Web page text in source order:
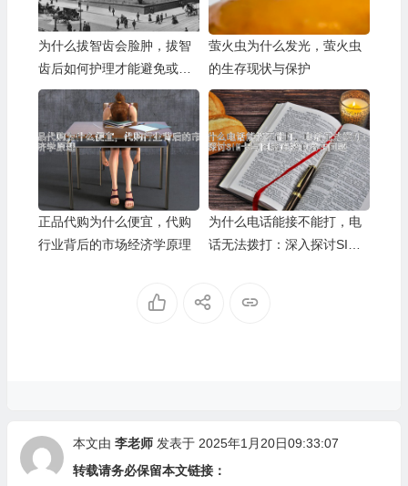
为什么拔智齿会脸肿，拔智
齿后如何护理才能避免或减
轻并发症？
萤火虫为什么发光，萤火虫
的生存现状与保护
正品代购为什么便宜，代购
行业背后的市场经济学原理
为什么电话能接不能打，电
话无法拨打：深入探讨SIM
本文由 李老师发表于 2025年1月20日09:33:07
转载请务必保留本文链接：